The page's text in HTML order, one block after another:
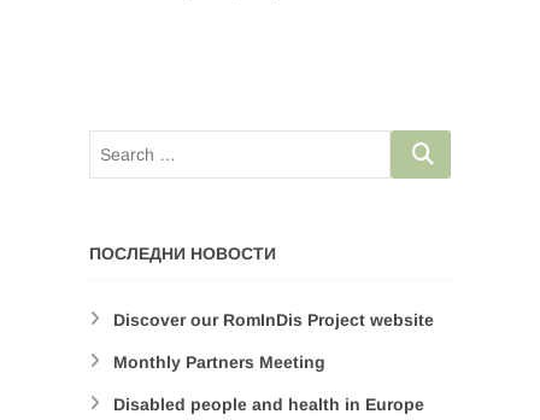
ПОСЛЕДНИ НОВОСТИ
Discover our RomInDis Project website
Monthly Partners Meeting
Disabled people and health in Europe